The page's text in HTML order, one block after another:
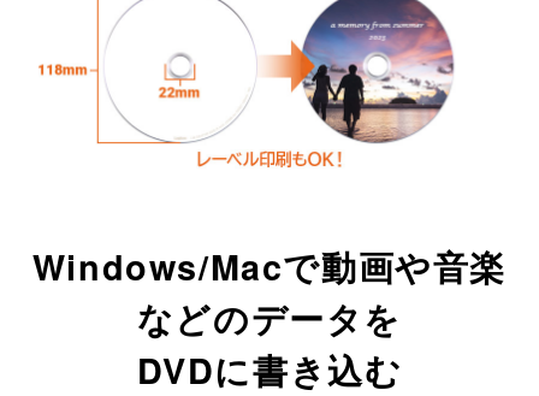
Windows/Macで動画や音楽
などのデータを
DVDに書き込む